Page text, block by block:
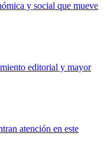
y social que mueve
editorial y mayor
atención en este